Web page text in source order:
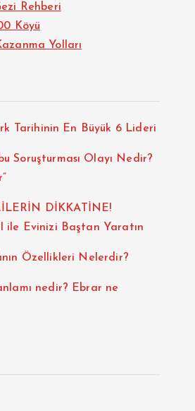
Rehberi
Köyü
Yolları
Tarihinin En Büyük 6 Lideri
Soruşturması Olayı Nedir?
DİKKATİNE!
ile Evinizi Baştan Yaratın
Özellikleri Nelerdir?
nedir? Ebrar ne